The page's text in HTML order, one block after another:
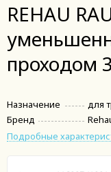
REHAU
проходом
Назначение
для
Бренд
Подробные